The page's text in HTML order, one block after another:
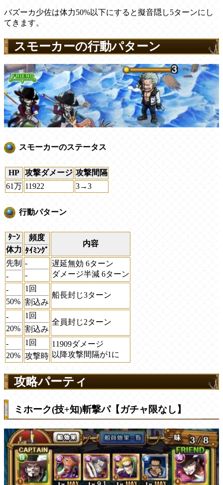
バズーカ少佐は体力50%以下にすると擬音隠し5ターンにし
てきます。
スモーカーの行動パターン
スモーカーのステータス
HP 攻撃ダメージ 攻撃間隔
61万 11922 3→3
行動パターン
ﾀｰﾝ
体力
頻度
ﾀｲﾐﾝｸﾞ
内容
先制
-
-
-
遅延無効 6ターン
ダメージ半減 6ターン
-
50%
1回
割込み
船長封じ3ターン
-
20%
1回
割込み
全員封じ2ターン
-
20%
1回
攻撃時
11909ダメージ
以降攻撃間隔が1に
攻略パーティ
ミホーク(技+知)斬撃パ【ガチャ限なし】